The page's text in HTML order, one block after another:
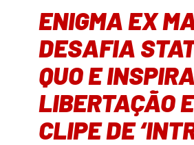
ENIGMA EX
DESAFIA
QUO E
LIBERTAÇÃO
CLIPE DE